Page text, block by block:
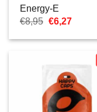
Energy-E
€8,95 Le
initial
€6,27Le
actuel
€6,27.